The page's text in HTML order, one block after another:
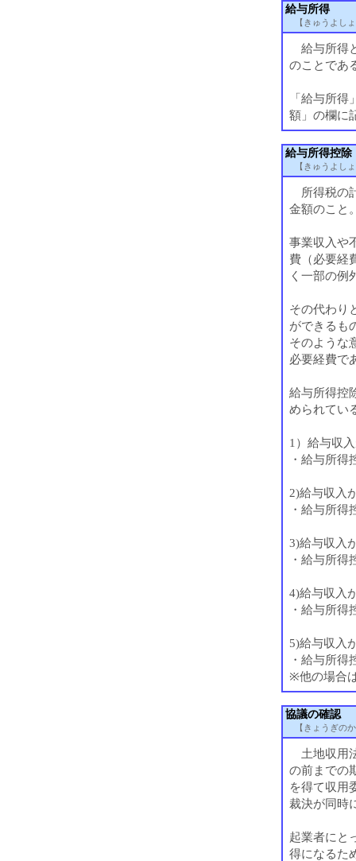
給与所得
【きゅうよし
給与所得
のことであ
「給与所
額」の欄に
給与所得控除
【きゅうよし
所得税の
金額のこと
事業収入や
費（必要経
く一部の例
その代わり
ができるも
そのような
必要経費で
給与所得控
められてい
1）給与収
・給与所得
2)給与収入
・給与所得
3)給与収入
・給与所得
4)給与収入
・給与所得
5)給与収入
・給与所得
※他の場合
協議の確認
【きょうぎの
土地収用
の前までの
を得て収用
裁決が同時
起業者にと
得になるた